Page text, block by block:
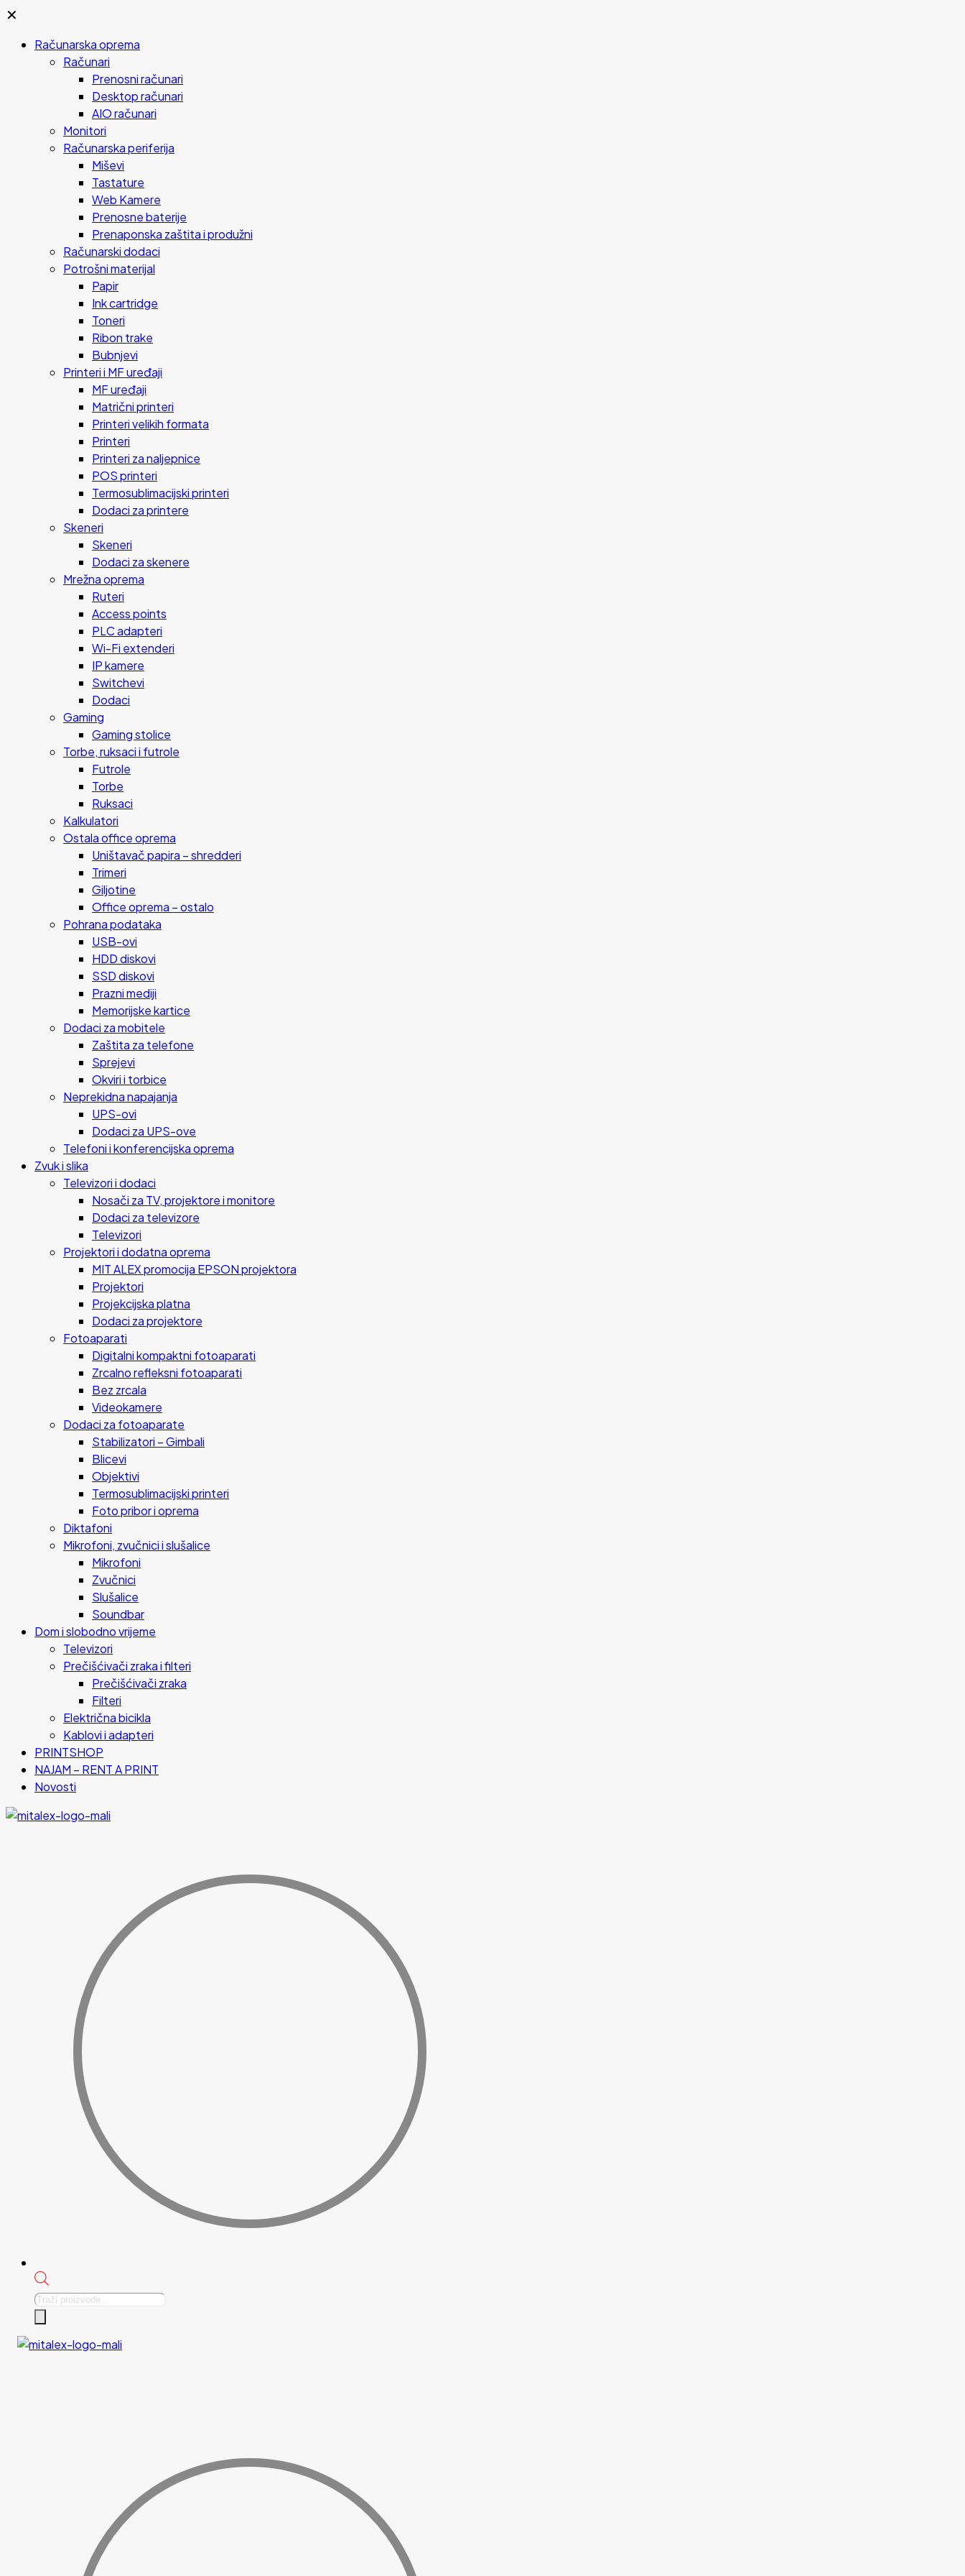
✕
Računarska oprema
Računari
Prenosni računari
Desktop računari
AIO računari
Monitori
Računarska periferija
Miševi
Tastature
Web Kamere
Prenosne baterije
Prenaponska zaštita i produžni
Računarski dodaci
Potrošni materijal
Papir
Ink cartridge
Toneri
Ribon trake
Bubnjevi
Printeri i MF uređaji
MF uređaji
Matrični printeri
Printeri velikih formata
Printeri
Printeri za naljepnice
POS printeri
Termosublimacijski printeri
Dodaci za printere
Skeneri
Skeneri
Dodaci za skenere
Mrežna oprema
Ruteri
Access points
PLC adapteri
Wi-Fi extenderi
IP kamere
Switchevi
Dodaci
Gaming
Gaming stolice
Torbe, ruksaci i futrole
Futrole
Torbe
Ruksaci
Kalkulatori
Ostala office oprema
Uništavač papira – shredderi
Trimeri
Giljotine
Office oprema – ostalo
Pohrana podataka
USB-ovi
HDD diskovi
SSD diskovi
Prazni mediji
Memorijske kartice
Dodaci za mobitele
Zaštita za telefone
Sprejevi
Okviri i torbice
Neprekidna napajanja
UPS-ovi
Dodaci za UPS-ove
Telefoni i konferencijska oprema
Zvuk i slika
Televizori i dodaci
Nosači za TV, projektore i monitore
Dodaci za televizore
Televizori
Projektori i dodatna oprema
MIT ALEX promocija EPSON projektora
Projektori
Projekcijska platna
Dodaci za projektore
Fotoaparati
Digitalni kompaktni fotoaparati
Zrcalno refleksni fotoaparati
Bez zrcala
Videokamere
Dodaci za fotoaparate
Stabilizatori – Gimbali
Blicevi
Objektivi
Termosublimacijski printeri
Foto pribor i oprema
Diktafoni
Mikrofoni, zvučnici i slušalice
Mikrofoni
Zvučnici
Slušalice
Soundbar
Dom i slobodno vrijeme
Televizori
Prečišćivači zraka i filteri
Prečišćivači zraka
Filteri
Električna bicikla
Kablovi i adapteri
PRINTSHOP
NAJAM – RENT A PRINT
Novosti
Products
search